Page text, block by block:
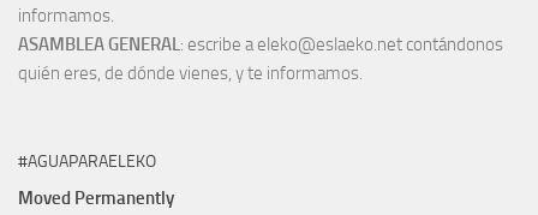
informamos.
ASAMBLEA GENERAL: escribe a eleko@eslaeko.net contándonos
quién eres, de dónde vienes, y te informamos.
#AGUAPARAELEKO
Moved Permanently